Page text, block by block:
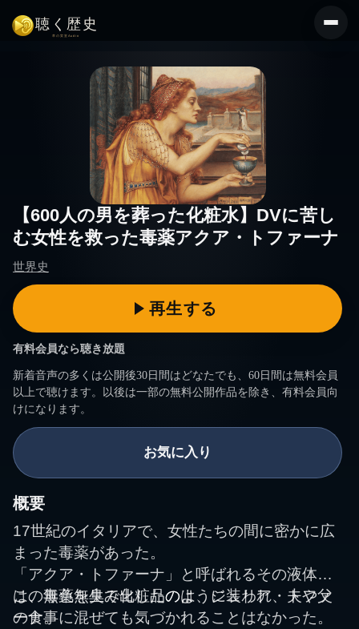
【600人の男を葬った化粧水】DVに苦し
む女性を救った毒薬アクア・トファーナ
世界史
有料会員なら聴き放題
新着音声の多くは公開後30日間はどなたでも、60日間は無料会員
以上で聴けます。以後は一部の無料公開作品を除き、有料会員向
けになります。
お気に入り
概要
17世紀のイタリアで、女性たちの間に密かに広
まった毒薬があった。
「アクア・トファーナ」と呼ばれるその液体
は、無色無臭で化粧品のように装われ、夫や父
の食事に混ぜても気づかれることはなかった。
この毒薬を生み出したのは、ジュリア・トファ
ーナ。